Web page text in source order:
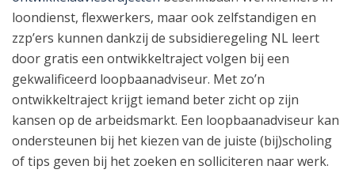
loondienst, flexwerkers, maar ook zelfstandigen en
zzp’ers kunnen dankzij de subsidieregeling NL leert
door gratis een ontwikkeltraject volgen bij een
gekwalificeerd loopbaanadviseur. Met zo’n
ontwikkeltraject krijgt iemand beter zicht op zijn
kansen op de arbeidsmarkt. Een loopbaanadviseur kan
ondersteunen bij het kiezen van de juiste (bij)scholing
of tips geven bij het zoeken en solliciteren naar werk.